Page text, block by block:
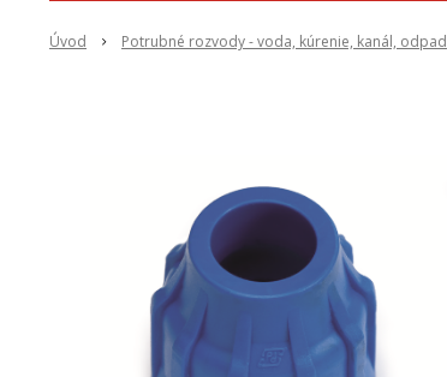
Úvod Potrubné rozvody - voda, kúrenie, kanál, odpad